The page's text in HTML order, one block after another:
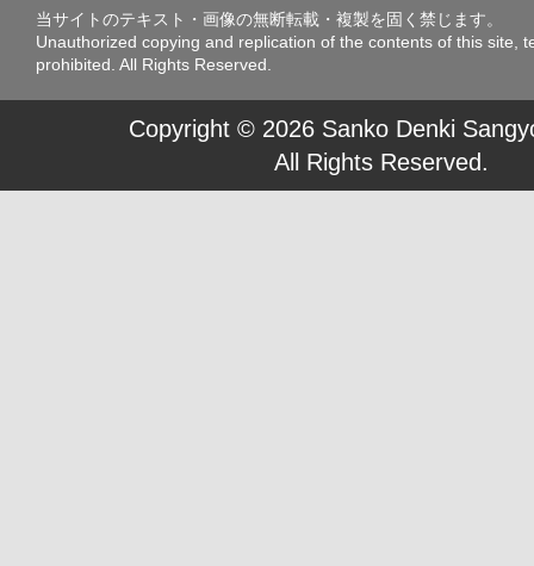
当サイトのテキスト・画像の無断転載・複製を固く禁じます。
Unauthorized copying and replication of the contents of this site,
prohibited. All Rights Reserved.
Copyright © 2026 Sanko Denki
All Rights Reserved.